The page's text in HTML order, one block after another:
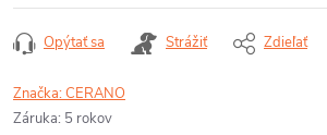
Opýtať sa Strážiť Zdieľať
Značka:CERANO
Záruka: 5 rokov